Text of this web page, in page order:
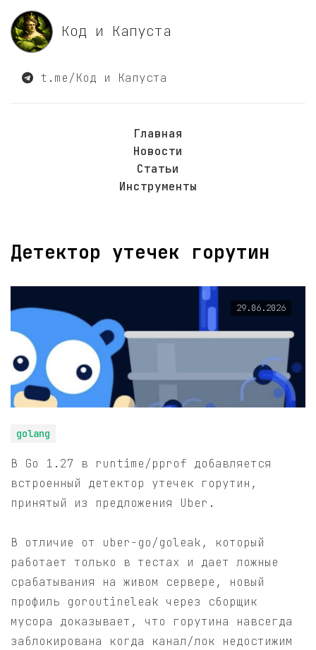
Код и Капуста
t.me/Код и Капуста
Главная
Новости
Статьи
Инструменты
Детектор утечек горутин
29.06.2026
golang
В Go 1.27 в runtime/pprof добавляется
встроенный детектор утечек горутин,
принятый из предложения Uber.
В отличие от uber-go/goleak, который
работает только в тестах и дает ложные
срабатывания на живом сервере, новый
профиль goroutineleak через сборщик
мусора доказывает, что горутина навсегда
заблокирована когда канал/лок недостижим